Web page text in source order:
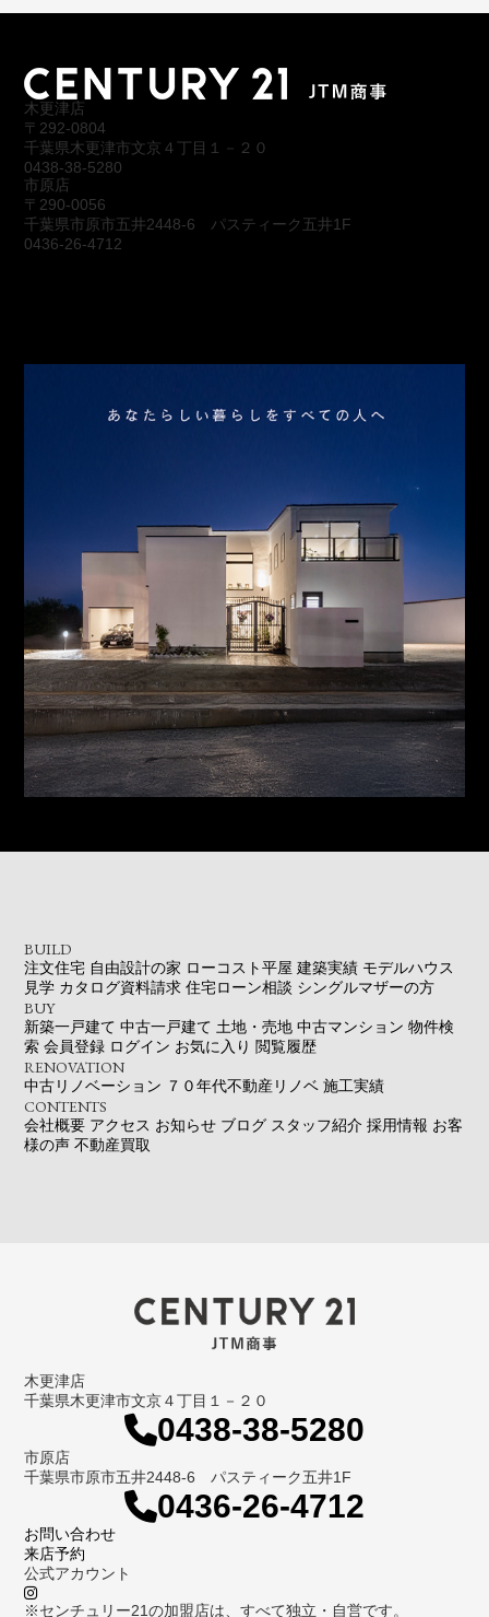
木更津店
〒292-0804
千葉県木更津市文京４丁目１－２０
0438-38-5280
市原店
〒290-0056
千葉県市原市五井2448-6 パスティーク五井1F
0436-26-4712
BUILD
注文住宅 自由設計の家 ローコスト平屋 建築実績 モデルハウス
見学 カタログ資料請求 住宅ローン相談 シングルマザーの方
BUY
新築一戸建て 中古一戸建て 土地・売地 中古マンション 物件検
索 会員登録 ログイン お気に入り 閲覧履歴
RENOVATION
中古リノベーション ７０年代不動産リノベ 施工実績
CONTENTS
会社概要 アクセス お知らせ ブログ スタッフ紹介 採用情報 お客
様の声 不動産買取
木更津店
千葉県木更津市文京４丁目１－２０
0438-38-5280
市原店
千葉県市原市五井2448-6 パスティーク五井1F
0436-26-4712
お問い合わせ
来店予約
公式アカウント
※センチュリー21の加盟店は、すべて独立・自営です。